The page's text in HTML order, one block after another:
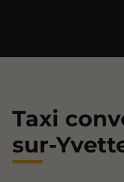
Taxi
sur-